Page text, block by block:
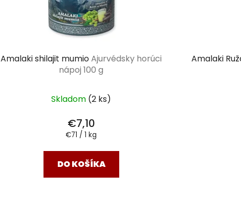
Amalaki shilajit mumioAjurvédsky horúci
nápoj 100 g
Skladom (2 ks)
€7,10
Jednotková
€71 / 1 kg
DO KOŠÍKA
Amalaki